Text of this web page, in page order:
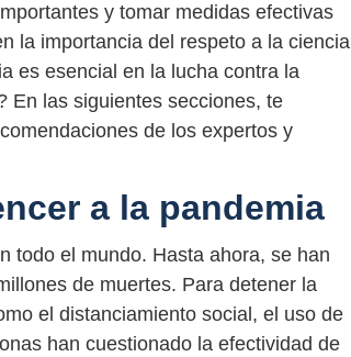
y tomar medidas efectivas
la importancia del respeto a la ciencia
es esencial en la lucha contra la
En las siguientes secciones, te
de los expertos y
a la pandemia
todo el mundo. Hasta ahora, se han
de muertes. Para detener la
el distanciamiento social, el uso de
han cuestionado la efectividad de